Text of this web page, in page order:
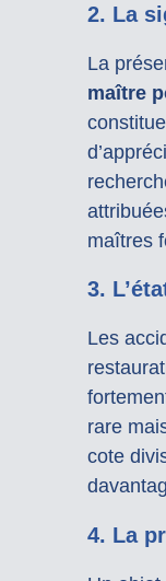
2. La
La
maître
maîtres
3.
Les
rare
cote
4. La